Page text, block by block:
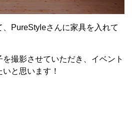
PureStyleさんに家具を入れて
撮影させていただき、イベント
と思います！